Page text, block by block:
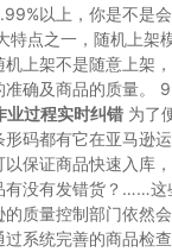
以上，你是不是
特点之一，随机上架
上架不是随意上架
准确及商品的质量
过程实时纠错 为了
码都有它在亚马逊
以保证商品快速入
没有发错货？……这
质量控制部门依然
系统完善的商品检